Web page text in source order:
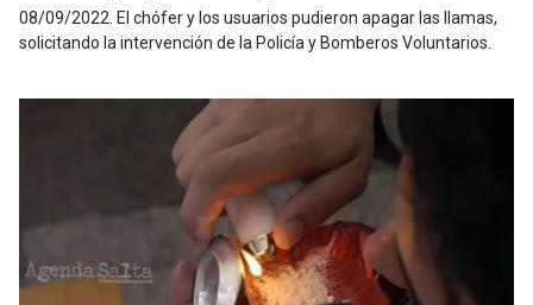
08/09/2022 El chófer y los usuarios pudieron apagar las llamas,
solicitando la intervención de la Policía y Bomberos Voluntarios.